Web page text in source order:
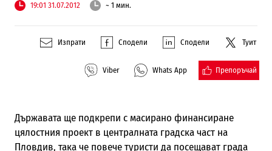
19:01 31.07.2012 ~ 1 мин.
Изпрати Сподели Сподели Туит
Viber Whats App Препоръчай
Държавата ще подкрепи с масирано финансиране
цялостния проект в централната градска част на
Пловдив, така че повече туристи да посещават града